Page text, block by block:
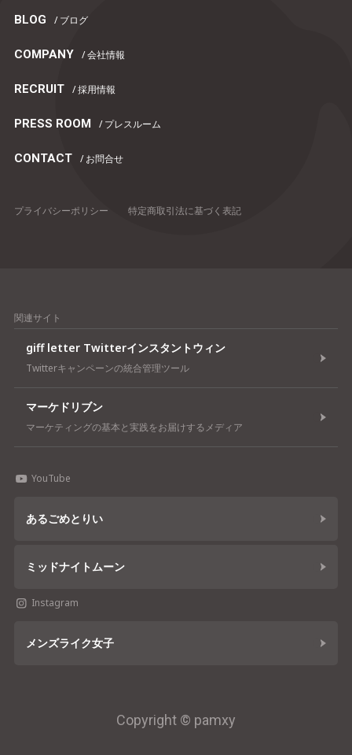
BLOG / ブログ
COMPANY / 会社情報
RECRUIT / 採用情報
PRESS ROOM / プレスルーム
CONTACT / お問合せ
プライバシーポリシー 特定商取引法に基づく表記
関連サイト
giff letter Twitterインスタントウィン
Twitterキャンペーンの統合管理ツール
マーケドリブン
マーケティングの基本と実践をお届けするメディア
YouTube
あるごめとりい
ミッドナイトムーン
Instagram
メンズライク女子
Copyright © pamxy